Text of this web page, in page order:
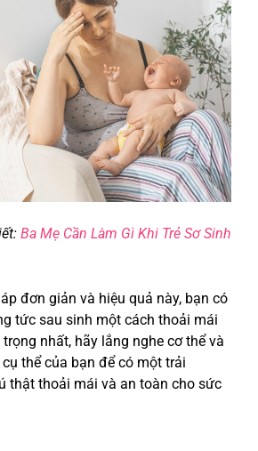
Ba Mẹ Cần Làm Gì Khi Trẻ Sơ Sinh
đơn giản và hiệu quả này, bạn có
tức sau sinh một cách thoải mái
nhất, hãy lắng nghe cơ thể và
thể của bạn để có một trải
thật thoải mái và an toàn cho sức